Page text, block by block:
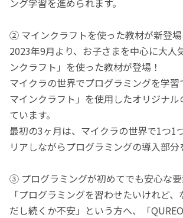
② マインクラフトを使った教材が新登場
2023年9月より、お子さまを中心に大人
ンクラフト」を使った教材が登場！
マイクラの世界でプログラミングを学
マインクラフト」を使用したオリジナル
ています。
最初の3ヶ月は、マイクラの世界で1つ1
リアしながらプログラミングの導入部分
③ プログラミングが初めてでも安心な要
「プログラミングを習わせたいけれど
だし続くか不安」という方へ、「